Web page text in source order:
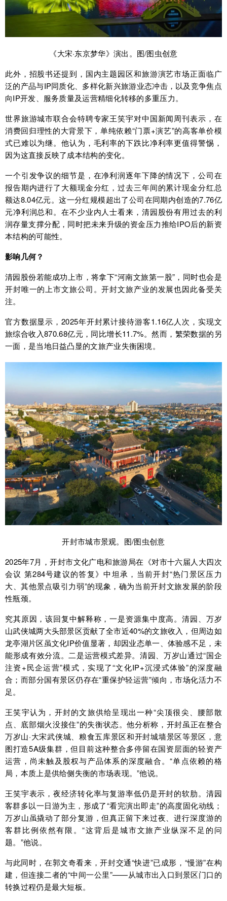
《大宋·东京梦华》演出。图/图虫创意
此外，招股书还提到，国内主题园区和旅游演艺市场正面临广
泛的产品与IP同质化、多样化新兴旅游业态冲击，以及竞争焦点
向IP开发、服务质量及运营精细化转移的多重压力。
世界旅游城市联合会特聘专家王笑宇对中国新闻周刊表示，在
消费回归理性的大背景下，单纯依赖“门票+演艺”的高客单价模
式已难以为继。他认为，毛利率的下跌比净利率更值得警惕，
因为这直接反映了成本结构的变化。
一个引发争议的细节是，在净利润逐年下降的情况下，公司在
报告期内进行了大额现金分红，过去三年间的累计现金分红总
额达8.04亿元。这一分红规模超出了公司在同期内创造的7.76亿
元净利润总和。在不少业内人士看来，清园股份有用过去的利
润存量支撑分配，同时把未来升级的资金压力推给IPO后的新资
本结构的可能性。
影响几何？
清园股份若能成功上市，将拿下“河南文旅第一股”，同时也会是
开封唯一的上市文旅公司。开封文旅产业的发展也因此备受关
注。
官方数据显示，2025年开封累计接待游客1.16亿人次，实现文
旅综合收入870.68亿元，同比增长11.7%。然而，繁荣数据的另
一面，是当地日益凸显的文旅产业失衡困境。
开封市城市景观。图/图虫创意
2025年7月，开封市文化广电和旅游局在《对市十六届人大四次
会议 第284号建议的答复》中坦承，当前开封“热门景区压力
大、其他景点吸引力弱”的现象，确为当前开封文旅发展的阶段
性瓶颈。
究其原因，该回复中解释称，一是资源集中度高。清园、万岁
山武侠城两大头部景区贡献了全市近40%的文旅收入，但周边如
龙亭湖片区虽文化IP价值显著，却因业态单一、体验感不足，未
能形成有效分流。二是运营模式差异。清园、万岁山通过“国企
注资+民企运营”模式，实现了“文化IP+沉浸式体验”的深度融
合；而部分国有景区仍存在“重保护轻运营”倾向，市场化活力不
足。
王笑宇认为，开封的文旅供给呈现出一种“尖顶很尖、腰部散
点、底部烟火没接住”的失衡状态。他分析称，开封虽正在整合
万岁山·大宋武侠城、粮食五库景区和开封城墙景区等景区，意
图打造5A级集群，但目前这种整合多停留在国资层面的轻资产
运营，尚未触及股权与产品体系的深度融合。“单点依赖的格
局，本质上是供给侧失衡的市场表现。”他说。
王笑宇表示，夜经济转化率与复游率低仍是开封的软肋。清园
客群多以一日游为主，形成了“看完演出即走”的高度固化动线；
万岁山虽撬动了部分复游，但真正留下来过夜、进行深度游的
客群比例依然有限。“这背后是城市文旅产业纵深不足的问
题。”他说。
与此同时，在郭文奇看来，开封交通“快进”已成形，“慢游”在构
建，但连接二者的“中间一公里”——从城市出入口到景区门口的
转换过程仍是最大短板。